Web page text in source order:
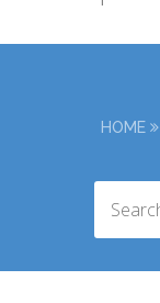
HOME